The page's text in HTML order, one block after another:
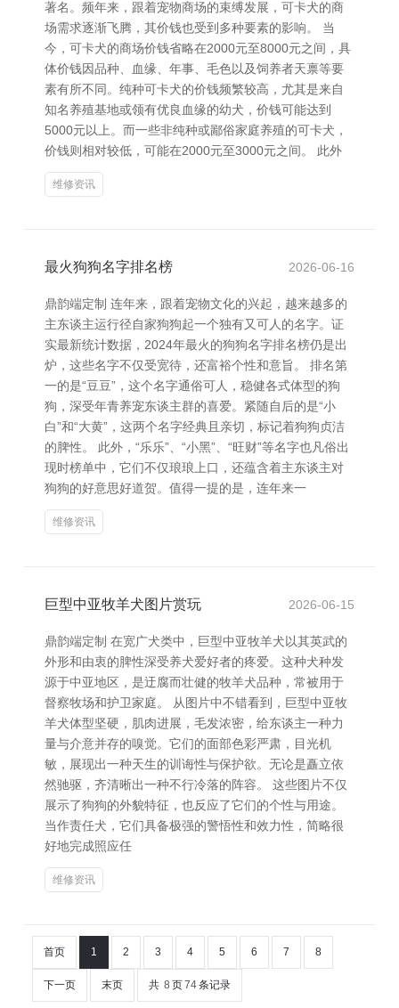
著名。频年来，跟着宠物商场的束缚发展，可卡犬的商
场需求逐渐飞腾，其价钱也受到多种要素的影响。 当
今，可卡犬的商场价钱省略在2000元至8000元之间，具
体价钱因品种、血缘、年事、毛色以及饲养者天禀等要
素有所不同。纯种可卡犬的价钱频繁较高，尤其是来自
知名养殖基地或领有优良血缘的幼犬，价钱可能达到
5000元以上。而一些非纯种或鄙俗家庭养殖的可卡犬，
价钱则相对较低，可能在2000元至3000元之间。 此外
维修资讯
最火狗狗名字排名榜 2026-06-16
鼎韵端定制 连年来，跟着宠物文化的兴起，越来越多的
主东谈主运行径自家狗狗起一个独有又可人的名字。证
实最新统计数据，2024年最火的狗狗名字排名榜仍是出
炉，这些名字不仅受宽待，还富裕个性和意旨。 排名第
一的是“豆豆”，这个名字通俗可人，稳健各式体型的狗
狗，深受年青养宠东谈主群的喜爱。紧随自后的是“小
白”和“大黄”，这两个名字经典且亲切，标记着狗狗贞洁
的脾性。 此外，“乐乐”、“小黑”、“旺财”等名字也凡俗出
现时榜单中，它们不仅琅琅上口，还蕴含着主东谈主对
狗狗的好意思好道贺。值得一提的是，连年来一
维修资讯
巨型中亚牧羊犬图片赏玩 2026-06-15
鼎韵端定制 在宽广犬类中，巨型中亚牧羊犬以其英武的
外形和由衷的脾性深受养犬爱好者的疼爱。这种犬种发
源于中亚地区，是迂腐而壮健的牧羊犬品种，常被用于
督察牧场和护卫家庭。 从图片中不错看到，巨型中亚牧
羊犬体型坚硬，肌肉进展，毛发浓密，给东谈主一种力
量与介意并存的嗅觉。它们的面部色彩严肃，目光机
敏，展现出一种天生的训诲性与保护欲。无论是矗立依
然驰驱，齐清晰出一种不行冷落的阵容。 这些图片不仅
展示了狗狗的外貌特征，也反应了它们的个性与用途。
当作责任犬，它们具备极强的警悟性和效力性，简略很
好地完成照应任
维修资讯
首页 1 2 3 4 5 6 7 8
下一页 末页 共 8 页74条记录